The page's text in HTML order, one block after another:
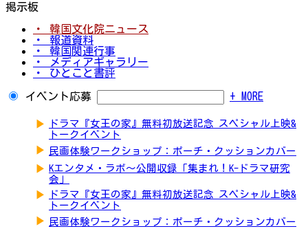
掲示板
・ 韓国文化院ニュース
・ 報道資料
・ 韓国関連行事
・ メディアギャラリー
・ ひとこと書評
イベント応募 + MORE
▶
ドラマ『女王の家』無料初放送記念 スペシャル上映&
トークイベント
▶ 民画体験ワークショップ：ポーチ・クッションカバー
▶ Kエンタメ・ラボ～公開収録「集まれ！K-ドラマ研究
会」
▶
ドラマ『女王の家』無料初放送記念 スペシャル上映&
トークイベント
▶ 民画体験ワークショップ：ポーチ・クッションカバー